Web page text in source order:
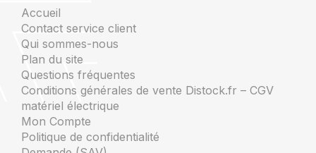
Accueil
Contact service client
Qui sommes-nous
Plan du site
Questions fréquentes
Conditions générales de vente Distock.fr – CGV
matériel électrique
Mon Compte
Politique de confidentialité